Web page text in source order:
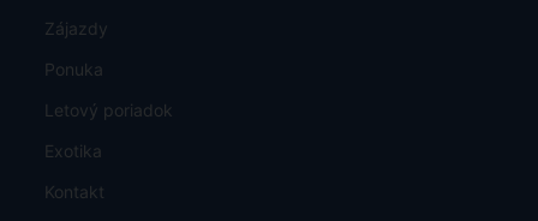
Zájazdy
Ponuka
Letový poriadok
Exotika
Kontakt